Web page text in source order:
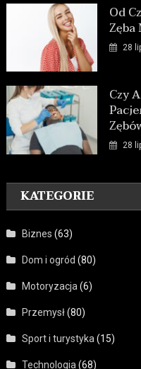
Od
Zęba
28
Czy
28
KATEGORIE
Biznes (63)
Dom i ogród (80)
Motoryzacja (6)
Przemysł(80)
Sport i turystyka (15)
Technologia (68)